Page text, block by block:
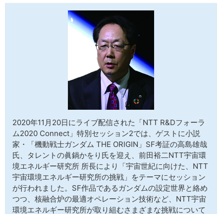
2020年11月20日にライブ配信された「NTT R&Dフォーラ
ム2020 Connect」特別セッション2では、ゲストに小説
家・「機動戦士ガンダム THE ORIGIN」SF考証の高島雄哉
氏、タレントの眞鍋かをり氏を迎え、前田裕二NTT宇宙環
境エネルギー研究所 所長により「宇宙世紀に向けた、NTT
宇宙環境エネルギー研究所の挑戦」をテーマにセッション
が行われました。SF作品であるガンダムの設定世界と絡め
つつ、核融合炉の最適オペレーション技術など、NTT宇宙
環境エネルギー研究所が取り組むさまざまな挑戦について